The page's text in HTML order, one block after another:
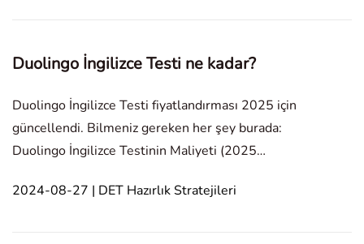
Duolingo İngilizce Testi ne kadar?
Duolingo İngilizce Testi fiyatlandırması 2025 için
güncellendi. Bilmeniz gereken her şey burada:
Duolingo İngilizce Testinin Maliyeti (2025
2025 fiyatlandırma yapısı birkaç seçenek içeriyor:
2024-08-27 | DET Hazırlık Stratejileri